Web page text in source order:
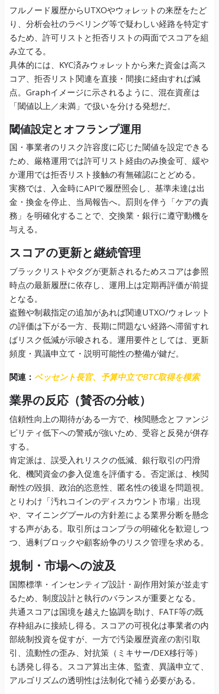
フルノード履歴からUTXOやウォレットの来歴をたど
り、分析会社のラベリング等で疑わしい経路を特定す
るため、許可リストと拒否リストの両面でスコアを組
み立てる。
具体的には、KYC済みウォレットから来た資金は高ス
コア、拒否リスト関連を直接・間接に経由すれば減
点。Graphイメージに示されるように、混在資産は
「閾値以上／未満」で扱いを分ける発想だ。
閾値設定とオフランプ運用
国・事業者のリスク許容度に応じた閾値を設定できる
ため、厳格運用では許可リスト経由のみ換金可、緩や
か運用では拒否リスト接触の有無確認にとどめる。
実務では、入金時にAPIで履歴照会し、基準未達は出
金・換金を停止、当局報告へ。罰則を伴う「ケアの責
務」を明確化することで、交換業・銀行に遵守動機を
与える。
スコアの更新と継続管理
ブラックリストやタグが更新されるためスコアは参照
時点の最新履歴に依存し、運用上は定期再評価が前提
となる。
盗難や制裁指定の追加があれば関連UTXO/ウォレット
の評価は下がる一方、長期に問題ない経路へ滞留すれ
ばリスク低減が示唆される。運用要件としては、更新
頻度・異議申立て・説明可能性の整備が鍵だ。
関連： ベッセント長官、予算中立でBTC取得を模索
業界の反応（賛否の分岐）
信頼性向上の期待がある一方で、検閲懸念とファンジ
ビリティ低下への警戒が強いため、受容と反発が併存
する。
肯定派は、誤受入れリスクの低減、銀行取引の円滑
化、機関資金の参入促進を評価する。否定派は、検閲
耐性の毀損、政治的恣意性、匿名性の後退を問題視。
とりわけ「汚れコインのディスカウント市場」出現
や、マイニングプールの方針差による業界分断を懸念
する声がある。取引所はコンプラの明確化を歓迎しつ
つ、過剰ブロックや顧客紛争のリスク管理を求める。
規制・市場への波及
国際標準・インセンティブ設計・副作用対策が並走す
るため、制度設計と執行のバランスが重要となる。
共通スコアは国境を越えた協調を助け、FATF等の既
存枠組みに接続し得る。スコアの可視化は事業者の内
部統制投資を促すが、一方で汚染履歴資産の割引取
引、流動性の歪み、対抗策（ミキサー/DEX移行等）
も誘発し得る。スコア算出主体、監査、異議申立て、
アルゴリズムの透明性は法制化で補う必要がある。